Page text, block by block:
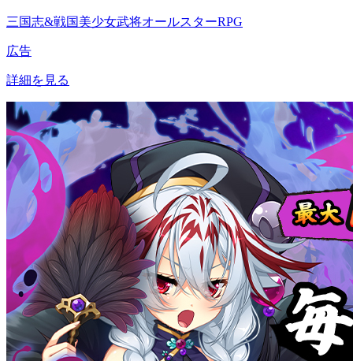
三国志&戦国美少女武将オールスターRPG
広告
詳細を見る